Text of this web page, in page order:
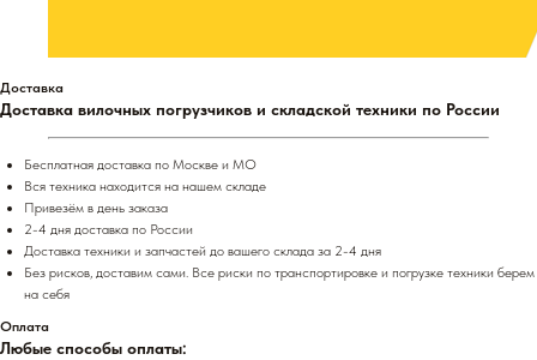
Доставка
Доставка вилочных погрузчиков и складской техники по России
Бесплатная доставка по Москве и МО
Вся техника находится на нашем складе
Привезём в день заказа
2-4 дня доставка по России
Доставка техники и запчастей до вашего склада за 2-4 дня
Без рисков, доставим сами. Все риски по транспортировке и погрузке техники берем
на себя
Оплата
Любые способы оплаты: